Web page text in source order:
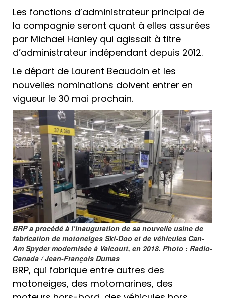
Les fonctions d’administrateur principal de
la compagnie seront quant à elles assurées
par Michael Hanley qui agissait à titre
d’administrateur indépendant depuis 2012.
Le départ de Laurent Beaudoin et les
nouvelles nominations doivent entrer en
vigueur le 30 mai prochain.
BRP a procédé à l’inauguration de sa nouvelle usine de
fabrication de motoneiges Ski-Doo et de véhicules Can-
Am Spyder modernisée à Valcourt, en 2018. Photo : Radio-
Canada / Jean-François Dumas
BRP, qui fabrique entre autres des
motoneiges, des motomarines, des